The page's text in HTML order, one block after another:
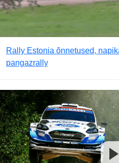
Rally Estonia õnnetused,
pangazrally